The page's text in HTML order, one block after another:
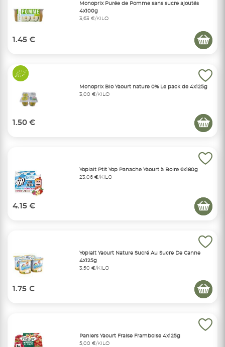
Monoprix Purée de Pomme sans sucre ajoutés
4x100g
3,63 €/KILO
1.45 €
Monoprix Bio Yaourt nature 0% Le pack de 4x125g
3,00 €/KILO
1.50 €
Yoplait Ptit Yop Panache Yaourt à Boire 6x180g
23,06 €/KILO
4.15 €
Yoplait Yaourt Nature Sucré Au Sucre De Canne
4x125g
3,50 €/KILO
1.75 €
Paniers Yaourt Fraise Framboise 4x125g
5,00 €/KILO